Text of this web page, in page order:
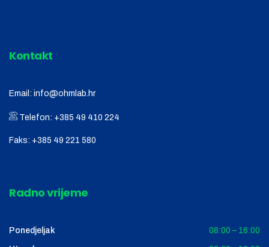
Kontakt
Email: info@ohmlab.hr
Telefon: +385 49 410 224
Faks: +385 49 221 580
Radno vrijeme
Ponedjeljak 08:00 – 16:00